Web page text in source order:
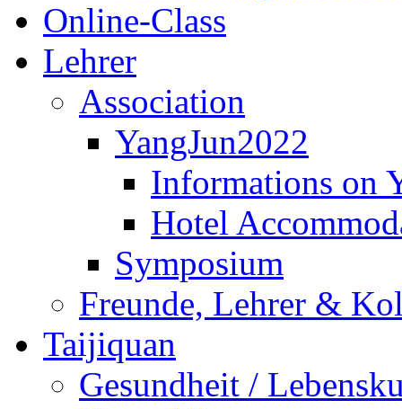
Online-Class
Lehrer
Association
YangJun2022
Informations on
Hotel
Symposium
Freunde, Lehrer &
Taijiquan
Gesundheit /